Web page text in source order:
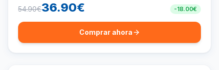
54.90€36.90€ -18.00€
Comprar ahora